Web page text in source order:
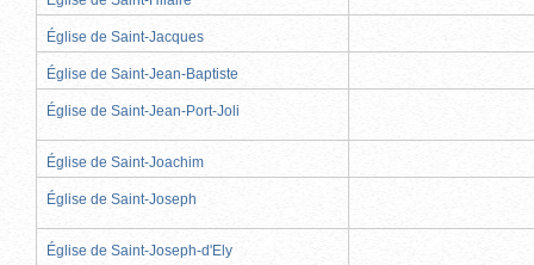
Église de Saint-Jacques
Église de Saint-Jean-Baptiste
Église de Saint-Jean-Port-Joli
Église de Saint-Joachim
Église de Saint-Joseph
Église de Saint-Joseph-d'Ely